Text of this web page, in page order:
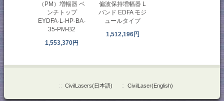
（PM）増幅器 ベ
ンチトップ
EYDFA-L-HP-BA-
35-PM-B2
1,553,370円
偏波保持増幅器 L
バンド EDFA モジ
ュールタイプ
1,512,196円
:: CivilLasers(日本語) :: CivilLaser(English)